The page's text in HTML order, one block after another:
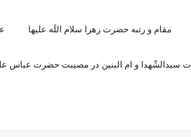
مقام و رتبه حضرت زهرا سلام اللَه علیها
سیدالشّهدا و ام البنین در مصیبت حضرت عباس